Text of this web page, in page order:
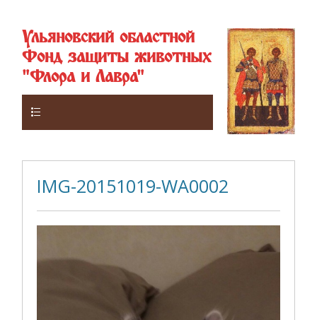
Ульяновский областной
Фонд защиты животных
"Флора и Лавра"
IMG-20151019-WA0002